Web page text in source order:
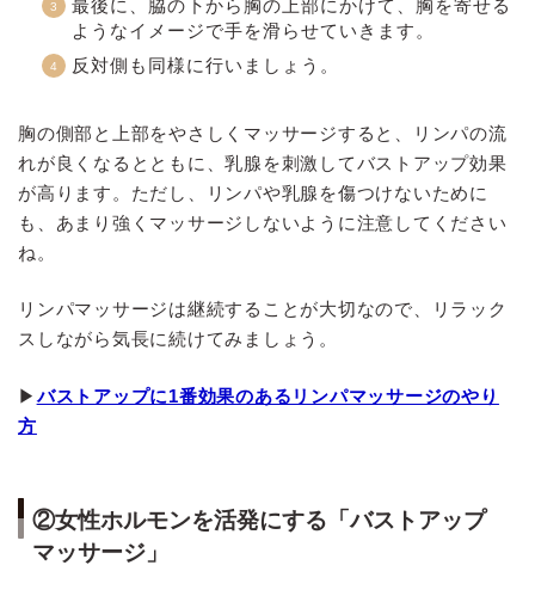
最後に、脇の下から胸の上部にかけて、胸を寄せる
ようなイメージで手を滑らせていきます。
反対側も同様に行いましょう。
胸の側部と上部をやさしくマッサージすると、リンパの流
れが良くなるとともに、乳腺を刺激してバストアップ効果
が高ります。ただし、リンパや乳腺を傷つけないために
も、あまり強くマッサージしないように注意してください
ね。
リンパマッサージは継続することが大切なので、リラック
スしながら気長に続けてみましょう。
▶バストアップに1番効果のあるリンパマッサージのやり
方
②女性ホルモンを活発にする「バストアップ
マッサージ」